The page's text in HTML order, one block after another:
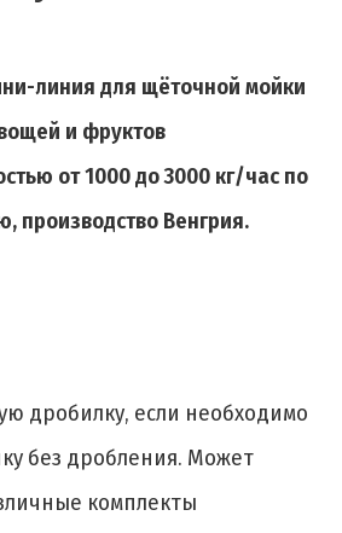
линия для щёточной мойки
и фруктов
от 1000 до 3000 кг/час по
производство Венгрия.
дробилку, если необходимо
без дробления. Может
комплекты